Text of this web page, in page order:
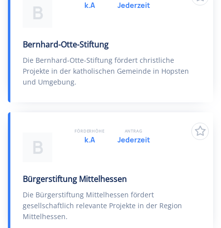
B
Bernhard-Otte-Stiftung
Die Bernhard-Otte-Stiftung fördert christliche
Projekte in der katholischen Gemeinde in Hopsten
und Umgebung.
k.A Jederzeit
B
Bürgerstiftung Mittelhessen
Die Bürgerstiftung Mittelhessen fördert
gesellschaftlich relevante Projekte in der Region
Mittelhessen.
FÖRDERHÖHE
k.A
ANTRAG
Jederzeit